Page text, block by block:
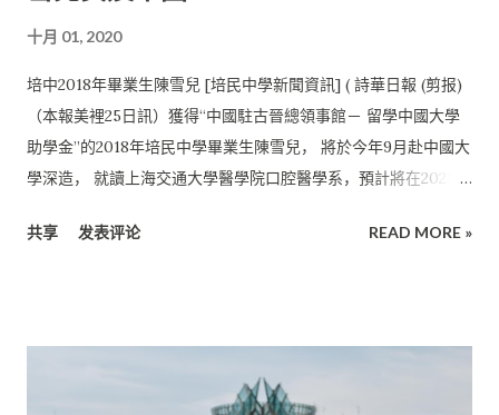
問老師——陳逸萍在受訪時表示， 自己指導相聲20余年，但或許
因距离和資訊的關系， 學生一直沒有机會參与全國賽，主因是相
隔兩岸的關系， 加上交通不便，因此不曾接收到全國賽的邀請。
“我看到學生需要更寬廣的舞台，也想證明學生的實力， 所以我
密切關注了全國賽。雖然去年錯過了，但今年赶上了， 希望學生
示。
十月 01, 2020
培中2018年畢業生陳雪兒 [培民中學新聞資訊] ( 詩華日報 (剪报)
（本報美裡25日訊）獲得“中國駐古晉總領事館－ 留學中國大學
助學金”的2018年培民中學畢業生陳雪兒， 將於今年9月赴中國大
學深造， 就讀上海交通大學醫學院口腔醫學系，預計將在2025畢
年裡， 遇到了各式各樣的人事物，汲取了許多為人處事的道理。
的了解。 培中教育接軌世界 她表示， 馬來西亞的獨中課程讓她
共享 发表评论 READ MORE »